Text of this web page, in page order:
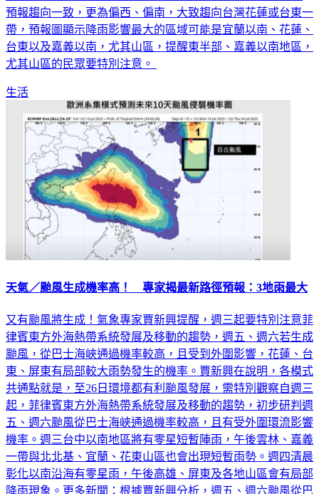
預報趨向一致，更為偏西、偏南，大致趨向台灣花蓮或台東一
帶，預報圖顯示降雨影響最大的區域可能是宜蘭以南、花蓮、
台東以及嘉義以南，尤其山區，提醒東半部、嘉義以南地區，
尤其山區的民眾要特別注意。
生活
天氣／颱風生成機率高！ 專家揭最新路徑預報：3地雨最大
又有颱風將生成！氣象專家賈新興提醒，週三起要特別注意菲
律賓東方外海熱帶系統發展及移動的趨勢，週五、週六若生成
颱風，從巴士海峽通過機率較高，且受到外圍影響，花蓮、台
東、屏東有局部較大雨勢發生的機率。賈新興在說明，各模式
共通點就是，至26日環境都有利颱風發展，需特別觀察自週三
起，菲律賓東方外海熱帶系統發展及移動的趨勢，初步研判週
五、週六颱風從巴士海峽通過機率較高，且有受外圍環流影響
機率。週三台中以南地區將有零星短暫陣雨，午後雲林、嘉義
一帶與北北基、宜蘭、花東山區也會出現短暫雨勢。週四清晨
彰化以南沿海有零星雨，午後高雄、屏東及各地山區會有局部
降雨現象。更多新聞：根據賈新興分析，週五、週六颱風從巴